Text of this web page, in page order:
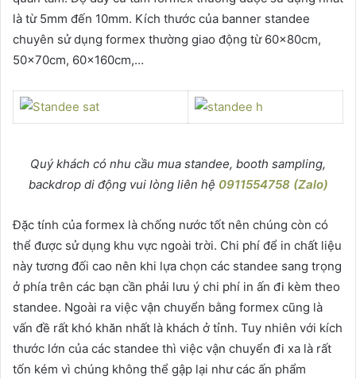
là từ 5mm đến 10mm. Kích thước của banner standee
chuyên sử dụng formex thường giao động từ 60x80cm,
50x70cm, 60x160cm,…
Quý khách có nhu cầu mua standee, booth sampling,
backdrop di động vui lòng liên hệ 0911554758 (Zalo)
Đặc tính của formex là chống nước tốt nên chúng còn có
thể được sử dụng khu vực ngoài trời. Chi phí để in chất liệu
này tương đối cao nên khi lựa chọn các standee sang trọng
ở phía trên các bạn cần phải lưu ý chi phí in ấn đi kèm theo
standee. Ngoài ra việc vận chuyển bằng formex cũng là
vấn đề rất khó khăn nhất là khách ở tỉnh. Tuy nhiên với kích
thước lớn của các standee thì việc vận chuyển đi xa là rất
tốn kém vì chúng không thể gập lại như các ấn phẩm